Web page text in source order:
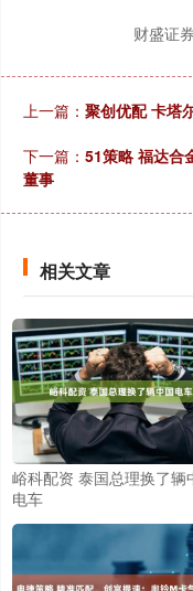
财盛证
上一篇： 聚创优配 卡塔
下一篇： 51策略 福达合
董事
相关文章
峪科配资 泰国总理换了辆
电车